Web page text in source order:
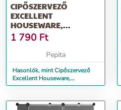
CIPŐSZERVEZŐ
EXCELLENT
HOUSEWARE,
POLIPROPILÉN,
32X21X13 CM, ÁTLÁTSZÓ
1 790 Ft
Pepita
Hasonlók, mint Cipőszervező
Excellent Houseware,
polipropilén, 32x21x13 cm,